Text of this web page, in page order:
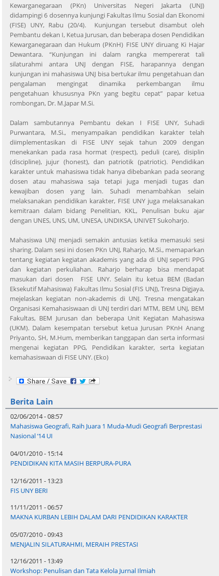
Kewarganegaraan (PKn) Universitas Negeri Jakarta (UNJ)
didampingi 6 dosennya kunjungi Fakultas Ilmu Sosial dan Ekonomi
(FISE) UNY, Rabu (20/4). Kunjungan tersebut disambut oleh
Pembantu dekan I, Ketua Jurusan, dan beberapa dosen Pendidikan
Kewarganegaraan dan Hukum (PKnH) FISE UNY diruang Ki Hajar
Dewantara. “Kunjungan ini dalam rangka mempererat tali
silaturahmi antara UNJ dengan FISE, harapannya dengan
kunjungan ini mahasiswa UNJ bisa bertukar ilmu pengetahuan dan
pengalaman mengingat dinamika perkembangan ilmu
pengetahuan khususnya PKn yang begitu cepat” papar ketua
rombongan, Dr. M.Japar M.Si.
Dalam sambutannya Pembantu dekan I FISE UNY, Suhadi
Purwantara, M.Si., menyampaikan pendidikan karakter telah
diimplementasikan di FISE UNY sejak tahun 2009 dengan
menekankan pada rasa hormat (respect), peduli (care), disiplin
(discipline), jujur (honest), dan patriotik (patriotic). Pendidikan
karakter untuk mahasiswa tidak hanya dibebankan pada seorang
dosen atau mahasiswa saja tetapi juga menjadi tugas dan
kewajiban dosen yang lain. Suhadi menambahkan selain
melaksanakan pendidikan karakter, FISE UNY juga melaksanakan
kemitraan dalam bidang Penelitian, KKL, Penulisan buku ajar
dengan UNES, UNS, UM, UNESA, UNDIKSA, UNIVET Sukoharjo.
Mahasiswa UNJ menjadi semakin antusias ketika memasuki sesi
sharing. Dalam sesi ini dosen PKn UNJ, Raharjo, M.Si., memaparkan
tentang kegiatan kegiatan akademis yang ada di UNJ seperti PPG
dan kegiatan perkuliahan. Raharjo berharap bisa mendapat
masukan dari dosen FISE UNY. Selain itu ketua BEM (Badan
Eksekutif Mahasiswa) Fakultas Ilmu Sosial (FIS UNJ), Tresna Digjaya,
mejelaskan kegiatan non-akademis di UNJ. Tresna mengatakan
Organisasi Kemahasiswaan di UNJ terdiri dari MTM, BEM UNJ, BEM
Fakultas, BEM Jurusan dan beberapa Unit Kegiatan Mahasiswa
(UKM). Dalam kesempatan tersebut ketua Jurusan PKnH Anang
Priyanto, SH, M.Hum, memberikan tanggapan dan serta informasi
mengenai kegiatan PPG, Pendidikan karakter, serta kegiatan
kemahasiswaan di FISE UNY. (Eko)
Berita Lain
02/06/2014 - 08:57
Mahasiswa Geografi, Raih Juara 1 Muda-Mudi Geografi Berprestasi
Nasional ‘14 UI
04/01/2010 - 15:14
PENDIDIKAN KITA MASIH BERPURA-PURA
12/16/2011 - 13:23
FIS UNY BERI
11/11/2011 - 06:57
MAKNA KURBAN LEBIH DALAM DARI PENDIDIKAN KARAKTER
05/07/2010 - 09:43
MENJALIN SILATURAHMI, MERAIH PRESTASI
12/16/2011 - 13:49
Workshop: Penulisan dan Tata Kelola Jurnal Ilmiah